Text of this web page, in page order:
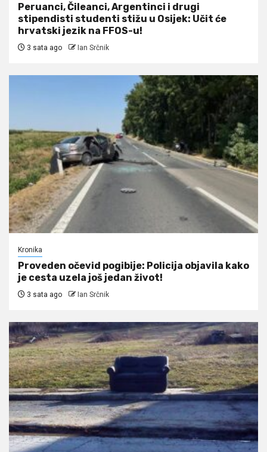
Peruanci, Čileanci, Argentinci i drugi
stipendisti studenti stižu u Osijek: Učit će
hrvatski jezik na FFOS-u!
3 sata ago Ian Srčnik
Kronika
Proveden očevid pogibije: Policija objavila kako
je cesta uzela još jedan život!
3 sata ago Ian Srčnik